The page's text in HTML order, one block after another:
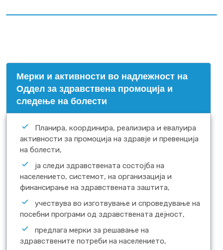
Mерки и активности во надлежност на
Оддел за здравствена промоција и
следење на болести
Планира, координира, реализира и евалуира
активности за промоција на здравје и превенција
на болести,
ја следи здравствената состојба на
населението, системот, на организација и
финансирање на здравствената заштита,
учествува во изготвување и спроведување на
посебни програми од здравствената дејност,
предлага мерки за решавање на
здравствените потреби на населението,